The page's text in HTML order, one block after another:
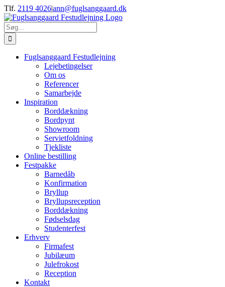
Skip
to
content
Tlf. 2119 4026|ann@fuglsanggaard.dk
Søg
efter:
Fuglsanggaard Festudlejning
Lejebetingelser
Om os
Referencer
Samarbejde
Inspiration
Borddækning
Bordpynt
Showroom
Servietfoldning
Tjekliste
Online bestilling
Festpakke
Barnedåb
Konfirmation
Bryllup
Bryllupsreception
Borddækning
Fødselsdag
Studenterfest
Erhverv
Firmafest
Jubilæum
Julefrokost
Reception
Kontakt